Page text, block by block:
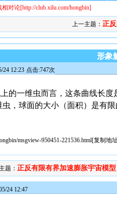
相对论[http://club.xilu.com/hongbin]
上一主题：正
形象
24 12:23 点击:747次
的一维虫而言，这条曲线长
，球面的大小（面积）是有
msgview-950451-221536.html[复制地
题： 正反有限有界加速膨胀宇宙模型
24 12:47